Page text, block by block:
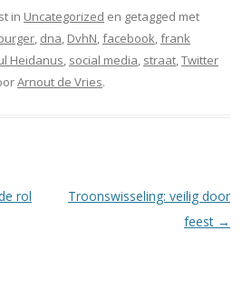
in Uncategorized en getagged met
, dna, DvhN,facebook,frank
Heidanus, social media, straat,Twitter
Arnout de Vries.
rol
Troonswisseling: veilig door
feest →